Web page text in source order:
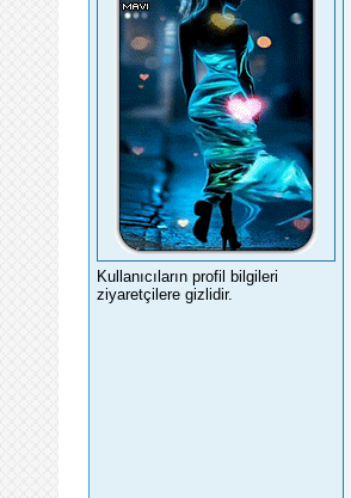
Kullanıcıların profil bilgileri
ziyaretçilere gizlidir.